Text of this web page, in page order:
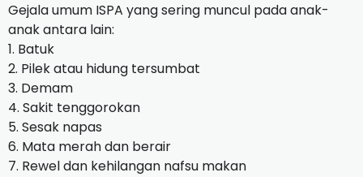
Gejala umum ISPA yang sering muncul pada anak-
anak antara lain:
1. Batuk
2. Pilek atau hidung tersumbat
3. Demam
4. Sakit tenggorokan
5. Sesak napas
6. Mata merah dan berair
7. Rewel dan kehilangan nafsu makan